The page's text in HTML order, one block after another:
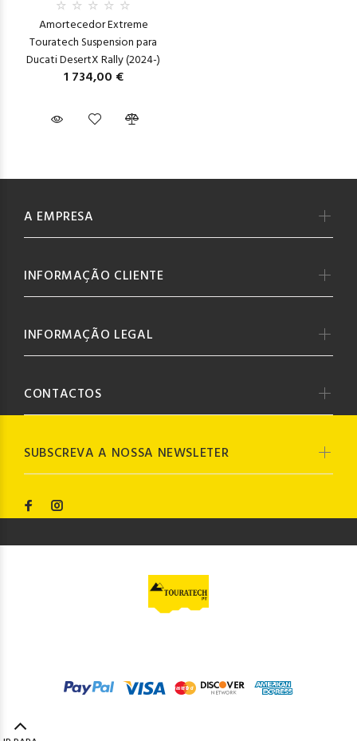
Amortecedor Extreme
Touratech Suspension para
Ducati DesertX Rally (2024-)
1 734,00 €
SUBSCREVA A NOSSA NEWSLETER
A EMPRESA
INFORMAÇÃO CLIENTE
INFORMAÇÃO LEGAL
CONTACTOS